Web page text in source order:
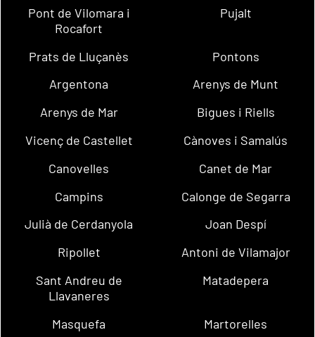
Pont de Vilomara i
Rocafort
Pujalt
Prats de Lluçanès
Pontons
Argentona
Arenys de Munt
Arenys de Mar
Bigues i Riells
Vicenç de Castellet
Cànoves i Samalús
Canovelles
Canet de Mar
Campins
Calonge de Segarra
Julià de Cerdanyola
Joan Despí
Ripollet
Antoni de Vilamajor
Sant Andreu de
Llavaneres
Matadepera
Masquefa
Martorelles